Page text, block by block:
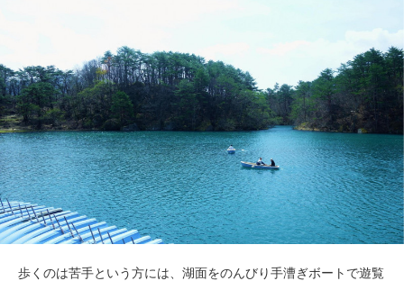
歩くのは苦手という方には、湖面をのんびり手漕ぎボートで遊覧